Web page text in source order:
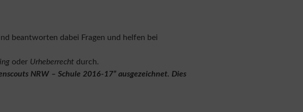
beantworten dabei Fragen und helfen bei
oder Urheberrecht durch.
NRW – Schule 2016-17” ausgezeichnet. Dies